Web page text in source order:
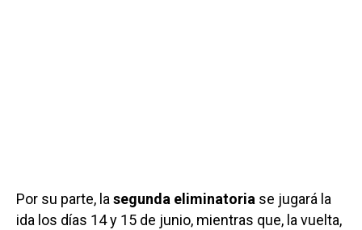
Por su parte, lasegunda eliminatoria se jugará la
ida los días 14 y 15 de junio, mientras que, la vuelta,